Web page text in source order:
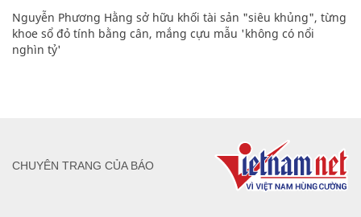
Nguyễn Phương Hằng sở hữu khối tài sản "siêu khủng", từng
khoe sổ đỏ tính bằng cân, mắng cựu mẫu 'không có nổi
nghìn tỷ'
CHUYÊN TRANG CỦA BÁO